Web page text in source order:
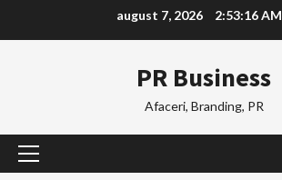
august 7, 2026 2:53:17 AM
PR Business
Afaceri, Branding, PR
Primary